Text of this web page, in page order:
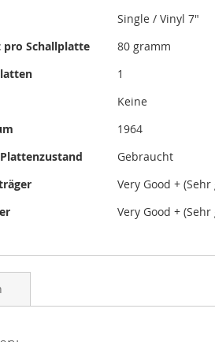
Single / Vinyl 7"
pro Schallplatte
80 gramm
1
Keine
1964
Gebraucht
Very Good + (Sehr
Very Good + (Sehr